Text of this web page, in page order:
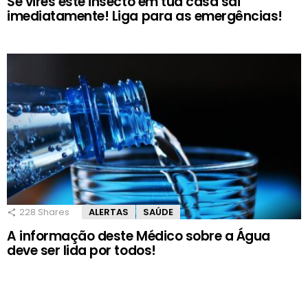
imediatamente! Liga para as emergências!
228 Shares ALERTAS SAÚDE
A informação deste Médico sobre a Água
deve ser lida por todos!